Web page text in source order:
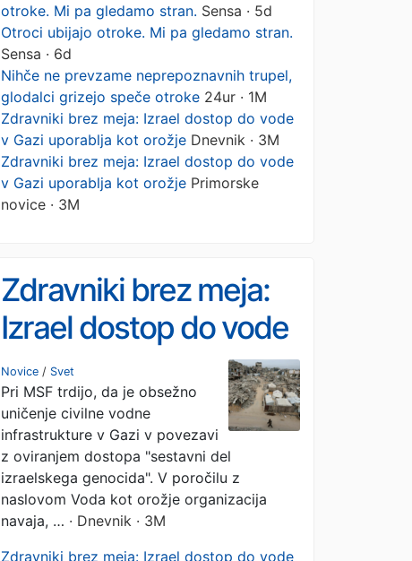
otroke. Mi pa gledamo stran. Sensa · 5d
Otroci ubijajo otroke. Mi pa gledamo stran.
Sensa · 6d
Nihče ne prevzame neprepoznavnih trupel,
glodalci grizejo speče otroke 24ur · 1M
Zdravniki brez meja: Izrael dostop do vode
v Gazi uporablja kot orožje Dnevnik · 3M
Zdravniki brez meja: Izrael dostop do vode
v Gazi uporablja kot orožje Primorske
novice · 3M
Zdravniki brez meja:
Izrael dostop do vode
v Gazi uporablja kot
orožje
Novice / Svet
Pri MSF trdijo, da je obsežno
uničenje civilne vodne
infrastrukture v Gazi v povezavi
z oviranjem dostopa "sestavni del
izraelskega genocida". V poročilu z
naslovom Voda kot orožje organizacija
navaja, … · Dnevnik · 3M
Zdravniki brez meja: Izrael dostop do vode